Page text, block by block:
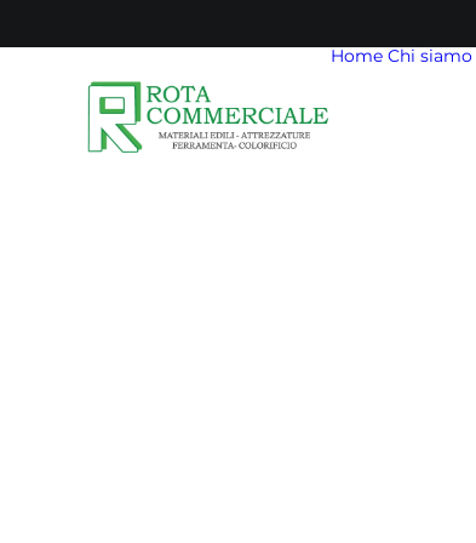
Home Chi siamo